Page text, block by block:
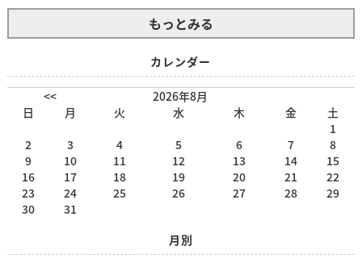
もっとみる
カレンダー
<<
2026年8月
日
月 火 水 木 金
土
1
2
3 4 5 6 7
8
9
10 11 12 13 14
15
16
17 18 19 20 21
22
23
24 25 26 27 28
29
30
31
月別